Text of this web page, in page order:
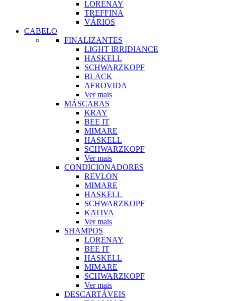
LORENAY
TREFFINA
VÁRIOS
CABELO
FINALIZANTES
LIGHT IRRIDIANCE
HASKELL
SCHWARZKOPF
BLACK
AFROVIDA
Ver mais
MÁSCARAS
KRAY
BEE IT
MIMARE
HASKELL
SCHWARZKOPF
Ver mais
CONDICIONADORES
REVLON
MIMARE
HASKELL
SCHWARZKOPF
KATIVA
Ver mais
SHAMPOS
LORENAY
BEE IT
HASKELL
MIMARE
SCHWARZKOPF
Ver mais
DESCARTÁVEIS